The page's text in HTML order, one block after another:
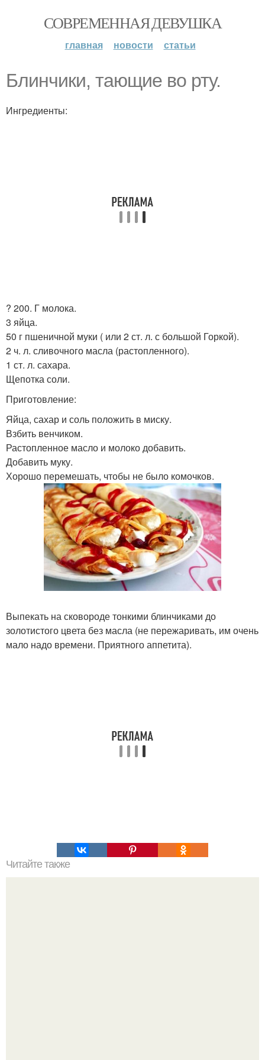
СОВРЕМЕННАЯ ДЕВУШКА
главная новости статьи
Блинчики, тающие во рту.
Ингредиенты:
? 200. Г молока.
3 яйца.
50 г пшеничной муки ( или 2 ст. л. с большой Горкой).
2 ч. л. сливочного масла (растопленного).
1 ст. л. сахара.
Щепотка соли.
Приготовление:
Яйца, сахар и соль положить в миску.
Взбить венчиком.
Растопленное масло и молоко добавить.
Добавить муку.
Хорошо перемешать, чтобы не было комочков.
Выпекать на сковороде тонкими блинчиками до
золотистого цвета без масла (не пережаривать, им очень
мало надо времени. Приятного аппетита).
Читайте также